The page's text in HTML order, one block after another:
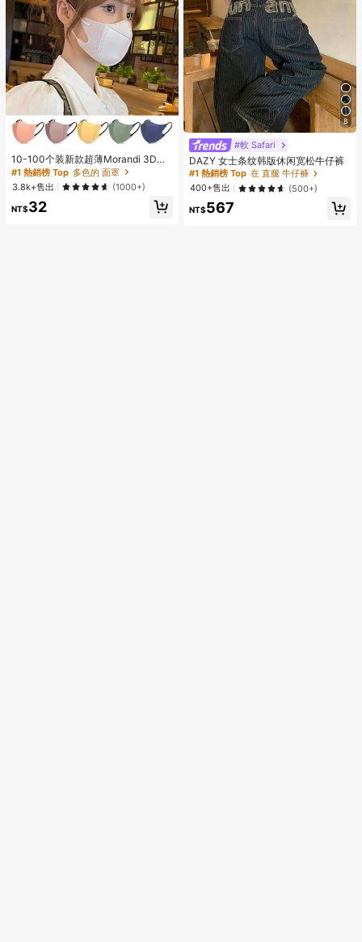
10-100个装新款超薄Morandi 3D一
次性口罩，男女通用款。白色口罩采
用无需染色且无异味的材料制成。其
他颜色的口罩可能需要染色，并可能
略有气味，此属正常现象。口罩通风
一段时间后透气性良好。请参考尺寸
#1 熱銷榜 Top
多色的 面罩
幾乎賣完了！
#1 熱銷榜 Top 多色的 面罩
幾乎賣完了！
#1 熱銷榜 Top 多色的 面罩
幾乎賣完了！
#1 熱銷榜 Top
幾乎賣完了！
3.8k+售出 (1000+)
NT$32
8
#軟 Safari
DAZY 女士条纹韩版休闲宽松牛仔裤
#1 熱銷榜 Top 在 直腿 牛仔褲
400+售出
(500+)
NT$567